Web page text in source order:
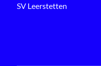
SV Leerstetten